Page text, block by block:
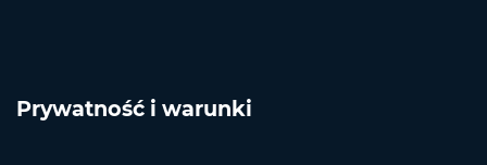
Prywatność i warunki